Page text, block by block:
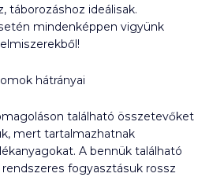
táborozáshoz ideálisak.
mindenképpen vigyünk
hátrányai
található összetevőket
mert tartalmazhatnak
A bennük található
fogyasztásuk rossz